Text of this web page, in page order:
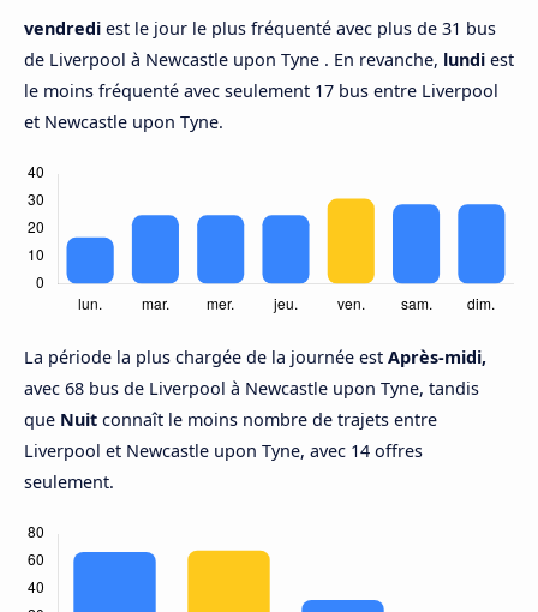
vendredi est le jour le plus fréquenté avec plus de 31 bus
de Liverpool à Newcastle upon Tyne . En revanche, lundi est
le moins fréquenté avec seulement 17 bus entre Liverpool
et Newcastle upon Tyne.
La période la plus chargée de la journée est Après-midi,
avec 68 bus de Liverpool à Newcastle upon Tyne, tandis
que Nuit connaît le moins nombre de trajets entre
Liverpool et Newcastle upon Tyne, avec 14 offres
seulement.